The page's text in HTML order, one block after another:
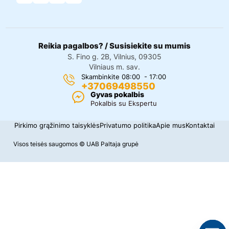
Reikia pagalbos? / Susisiekite su mumis
S. Fino g. 2B, Vilnius, 09305
Vilniaus m. sav.
Skambinkite 08:00 - 17:00
+37069498550
Gyvas pokalbis
Pokalbis su Ekspertu
Visos teisės saugomos © UAB Paltaja grupė
Pirkimo grąžinimo taisyklėsPrivatumo politikaApie musKontaktai